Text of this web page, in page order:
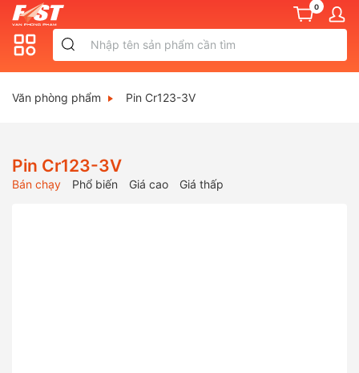
0
Văn phòng phẩm Pin Cr123-3V
Pin Cr123-3V
Bán chạy Phổ biến Giá cao Giá thấp